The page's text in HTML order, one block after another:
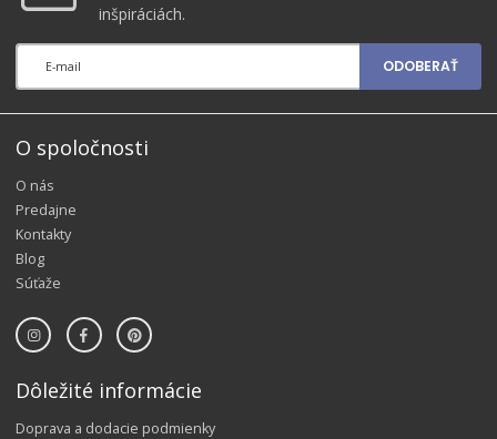
inšpiráciách.
ODOBERAŤ
O spoločnosti
O nás
Predajne
Kontakty
Blog
Súťaže
Dôležité informácie
Doprava a dodacie podmienky